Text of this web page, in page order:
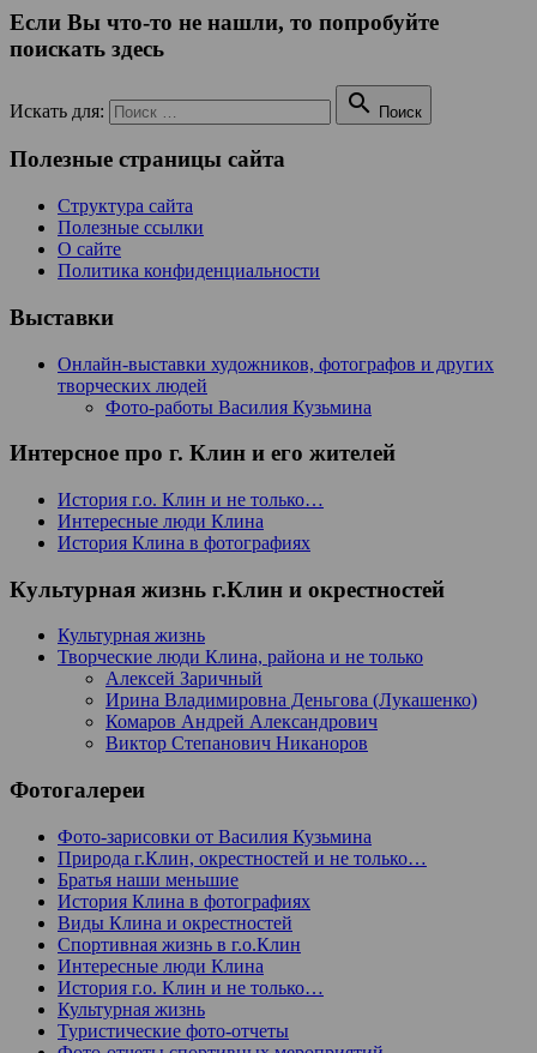
Если Вы что-то не нашли, то попробуйте
поискать здесь
Искать для:  Поиск
Полезные страницы сайта
Структура сайта
Полезные ссылки
О сайте
Политика конфиденциальности
Выставки
Онлайн-выставки художников, фотографов и других
творческих людей
Фото-работы Василия Кузьмина
Интерсное про г. Клин и его жителей
История г.о. Клин и не только…
Интересные люди Клина
История Клина в фотографиях
Культурная жизнь г.Клин и окрестностей
Культурная жизнь
Творческие люди Клина, района и не только
Алексей Заричный
Ирина Владимировна Деньгова (Лукашенко)
Комаров Андрей Александрович
Виктор Степанович Никаноров
Фотогалереи
Фото-зарисовки от Василия Кузьмина
Природа г.Клин, окрестностей и не только…
Братья наши меньшие
История Клина в фотографиях
Виды Клина и окрестностей
Спортивная жизнь в г.о.Клин
Интересные люди Клина
История г.о. Клин и не только…
Культурная жизнь
Туристические фото-отчеты